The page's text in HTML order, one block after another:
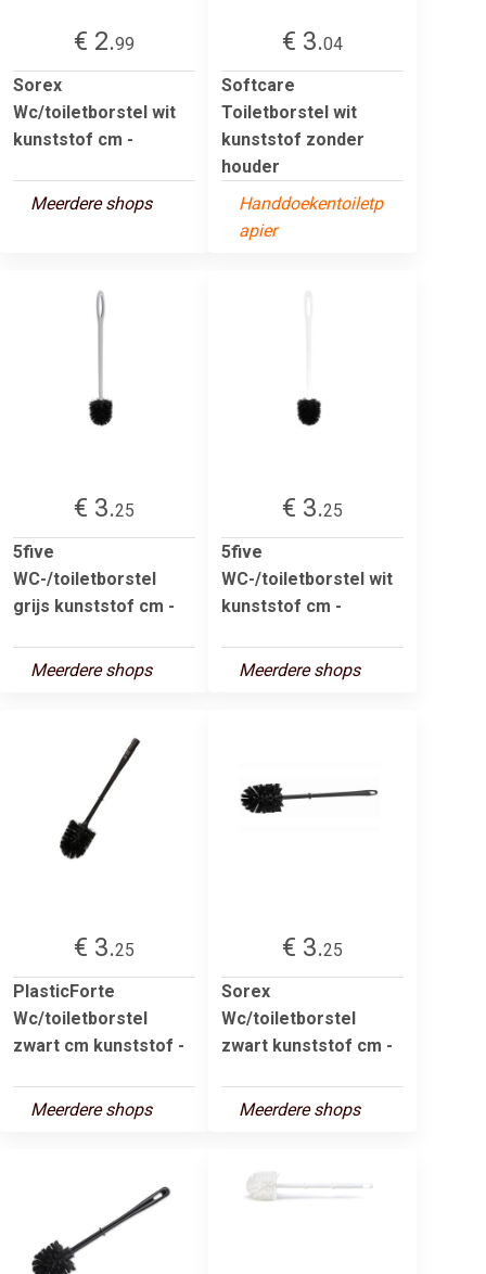
€ 2.99
Sorex
Wc/toiletborstel wit
kunststof cm -
Meerdere shops
€ 3.04
Softcare
Toiletborstel wit
kunststof zonder
houder
Handdoekentoiletp
apier
€ 3.25
5five
WC-/toiletborstel
grijs kunststof cm -
Meerdere shops
€ 3.25
5five
WC-/toiletborstel wit
kunststof cm -
Meerdere shops
€ 3.25
PlasticForte
Wc/toiletborstel
zwart cm kunststof -
Meerdere shops
€ 3.25
Sorex
Wc/toiletborstel
zwart kunststof cm -
Meerdere shops